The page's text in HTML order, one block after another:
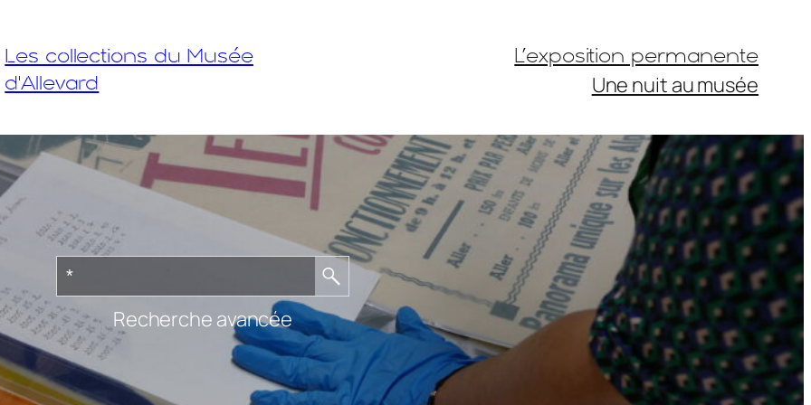
Les collections du Musée
d'Allevard
L’exposition permanente
Une nuit au musée
Recherche avancée